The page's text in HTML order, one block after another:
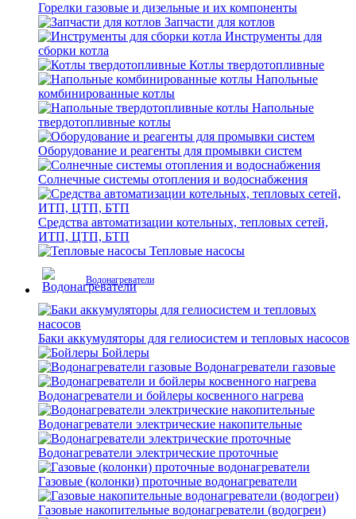
Горелки газовые и дизельные и их компоненты
Запчасти для котлов
Инструменты для
сборки котла
Котлы твердотопливные
Напольные
комбинированные котлы
Напольные
твердотопливные котлы
Оборудование и реагенты для промывки систем
Солнечные системы отопления и водоснабжения
Средства автоматизации котельных, тепловых сетей,
ИТП, ЦТП, БТП
Тепловые насосы
Водонагреватели
Баки аккумуляторы для гелиосистем и тепловых насосов
Бойлеры
Водонагреватели газовые
Водонагреватели и бойлеры косвенного нагрева
Водонагреватели электрические накопительные
Водонагреватели электрические проточные
Газовые (колонки) проточные водонагреватели
Газовые накопительные водонагреватели (водогреи)